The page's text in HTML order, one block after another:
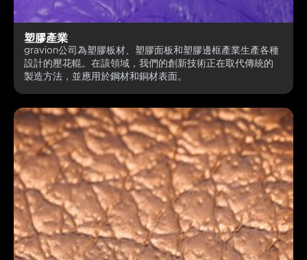
塑膠產業
gravion公司為塑膠板材、塑膠面板和塑膠邊框產業生產各種
設計的壓花輥。在該領域，我們的創新技術正在取代傳統的
製造方法，並應用於鋼材和銅材表面。